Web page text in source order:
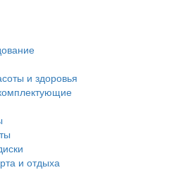
и здоровья
и отдыха